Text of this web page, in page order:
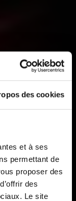
des cookies
et à ses
permettant de
proposer des
des
Le site